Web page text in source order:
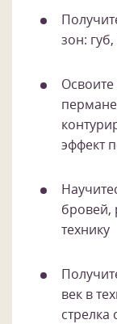
зон:
эффект
бровей,
технику
век в
стрелка